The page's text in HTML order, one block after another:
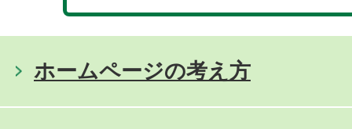
ホームページの考え方